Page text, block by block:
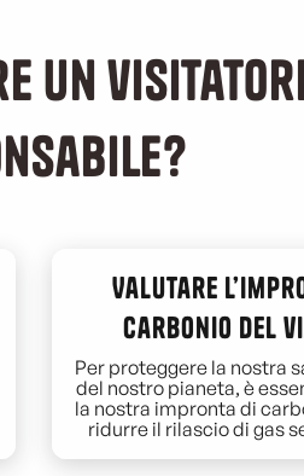
un
Valutare
carbonio del
Per proteggere la nostra
del nostro pianeta, è
la nostra impronta di
ridurre il rilascio di gas